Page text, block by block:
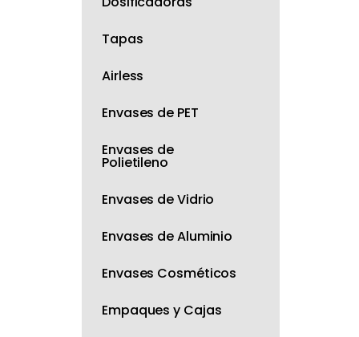
Tapas
Airless
Envases de PET
Envases de
Polietileno
Envases de Vidrio
Envases de Aluminio
Envases Cosméticos
Empaques y Cajas